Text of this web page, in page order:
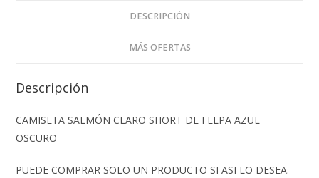
DESCRIPCIÓN
MÁS OFERTAS
Descripción
CAMISETA SALMÓN CLARO SHORT DE FELPA AZUL
OSCURO
PUEDE COMPRAR SOLO UN PRODUCTO SI ASI LO DESEA.